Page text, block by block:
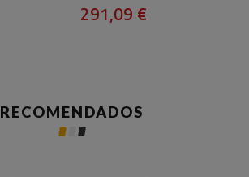
291,09 €
RECOMENDADOS